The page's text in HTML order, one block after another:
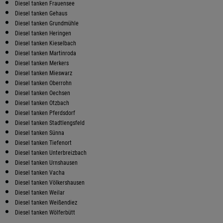
Diesel tanken Frauensee
Diesel tanken Gehaus
Diesel tanken Grundmühle
Diesel tanken Heringen
Diesel tanken Kieselbach
Diesel tanken Martinroda
Diesel tanken Merkers
Diesel tanken Mieswarz
Diesel tanken Oberrohn
Diesel tanken Oechsen
Diesel tanken Otzbach
Diesel tanken Pferdsdorf
Diesel tanken Stadtlengsfeld
Diesel tanken Sünna
Diesel tanken Tiefenort
Diesel tanken Unterbreizbach
Diesel tanken Urnshausen
Diesel tanken Vacha
Diesel tanken Völkershausen
Diesel tanken Weilar
Diesel tanken Weißendiez
Diesel tanken Wölferbütt